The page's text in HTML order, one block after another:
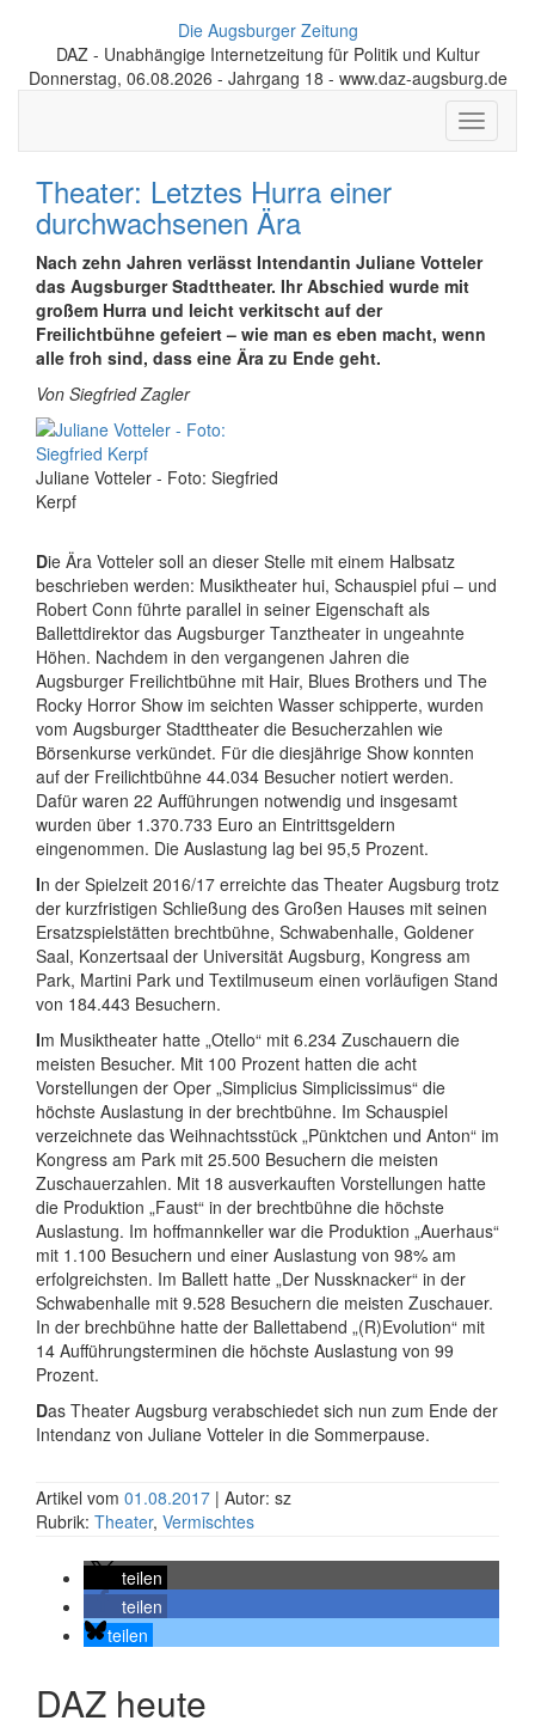
Die Augsburger Zeitung
DAZ - Unabhängige Internetzeitung für Politik und Kultur
Donnerstag, 06.08.2026 - Jahrgang 18 - www.daz-augsburg.de
Toggle
Theater: Letztes Hurra einer
durchwachsenen Ära
Nach zehn Jahren verlässt Intendantin Juliane Votteler
das Augsburger Stadttheater. Ihr Abschied wurde mit
großem Hurra und leicht verkitscht auf der
Freilichtbühne gefeiert – wie man es eben macht, wenn
alle froh sind, dass eine Ära zu Ende geht.
Von Siegfried Zagler
Juliane Votteler - Foto: Siegfried
Kerpf
Die Ära Votteler soll an dieser Stelle mit einem Halbsatz
beschrieben werden: Musiktheater hui, Schauspiel pfui – und
Robert Conn führte parallel in seiner Eigenschaft als
Ballettdirektor das Augsburger Tanztheater in ungeahnte
Höhen. Nachdem in den vergangenen Jahren die
Augsburger Freilichtbühne mit Hair, Blues Brothers und The
Rocky Horror Show im seichten Wasser schipperte, wurden
vom Augsburger Stadttheater die Besucherzahlen wie
Börsenkurse verkündet. Für die diesjährige Show konnten
auf der Freilichtbühne 44.034 Besucher notiert werden.
Dafür waren 22 Aufführungen notwendig und insgesamt
wurden über 1.370.733 Euro an Eintrittsgeldern
eingenommen. Die Auslastung lag bei 95,5 Prozent.
In der Spielzeit 2016/17 erreichte das Theater Augsburg trotz
der kurzfristigen Schließung des Großen Hauses mit seinen
Ersatzspielstätten brechtbühne, Schwabenhalle, Goldener
Saal, Konzertsaal der Universität Augsburg, Kongress am
Park, Martini Park und Textilmuseum einen vorläufigen Stand
von 184.443 Besuchern.
Im Musiktheater hatte „Otello“ mit 6.234 Zuschauern die
meisten Besucher. Mit 100 Prozent hatten die acht
Vorstellungen der Oper „Simplicius Simplicissimus“ die
höchste Auslastung in der brechtbühne. Im Schauspiel
verzeichnete das Weihnachtsstück „Pünktchen und Anton“ im
Kongress am Park mit 25.500 Besuchern die meisten
Zuschauerzahlen. Mit 18 ausverkauften Vorstellungen hatte
die Produktion „Faust“ in der brechtbühne die höchste
Auslastung. Im hoffmannkeller war die Produktion „Auerhaus“
mit 1.100 Besuchern und einer Auslastung von 98% am
erfolgreichsten. Im Ballett hatte „Der Nussknacker“ in der
Schwabenhalle mit 9.528 Besuchern die meisten Zuschauer.
In der brechbühne hatte der Ballettabend „(R)Evolution“ mit
14 Aufführungsterminen die höchste Auslastung von 99
Prozent.
Das Theater Augsburg verabschiedet sich nun zum Ende der
Intendanz von Juliane Votteler in die Sommerpause.
Artikel vom 01.08.2017 | Autor: sz
Rubrik: Theater, Vermischtes
teilen
teilen
teilen
DAZ heute